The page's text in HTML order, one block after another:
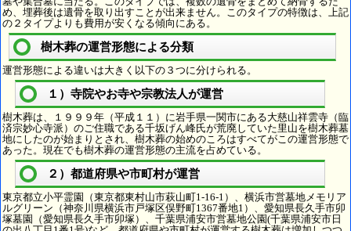
め、埋葬後は遺骨を取り出すことが出来ません。このタイプの特徴は、上記
の２タイプよりも費用が安くなる傾向にある。
樹木葬の運営形態による分類
運営形態による違いは大きく以下の３つに分けられる。
１）寺院やお寺や宗教法人が運営
樹木葬は、１９９９年（平成１１）に岩手県一関市にある大慈山祥雲寺（臨
済宗妙心寺派）のご住職である千坂げん峰氏が荒廃していた里山を樹木葬墓
地にしたのが始まりとされ、樹木葬の始めのころはすべてがこの運営形態で
あった。現在でも樹木葬の運営形態の主流を占めている。
２）都道府県や市町村が運営
東京都立小平霊園（東京都東村山市萩山町1-16-1）、横浜市営墓地メモリア
ルグリーン（神奈川県横浜市戸塚区俣野町1367番地1）、愛知県長久手市卯
塚墓園（愛知県長久手市卯塚）、千葉県浦安市営墓地公園(千葉県浦安市日